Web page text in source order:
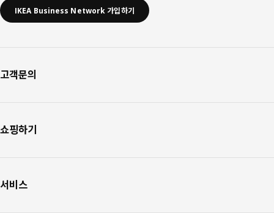
IKEA Business Network 가입하기
고객문의
쇼핑하기
서비스